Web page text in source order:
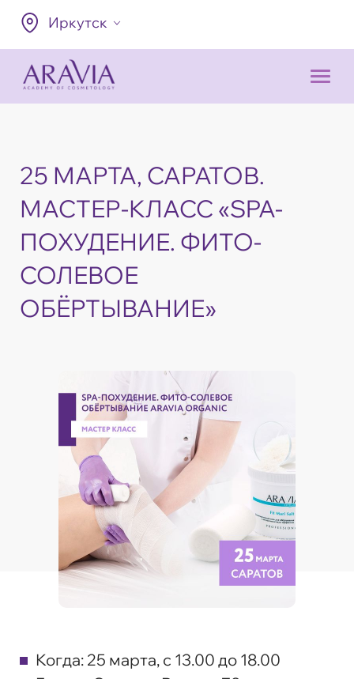
Иркутск
25 МАРТА, САРАТОВ.
МАСТЕР-КЛАСС «SPA-
ПОХУДЕНИЕ. ФИТО-
СОЛЕВОЕ
ОБЁРТЫВАНИЕ»
Когда: 25 марта, с 13.00 до 18.00